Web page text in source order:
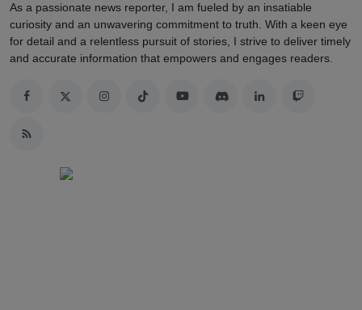
As a passionate news reporter, I am fueled by an insatiable
curiosity and an unwavering commitment to truth. With a keen eye
for detail and a relentless pursuit of stories, I strive to deliver timely
and accurate information that empowers and engages readers.